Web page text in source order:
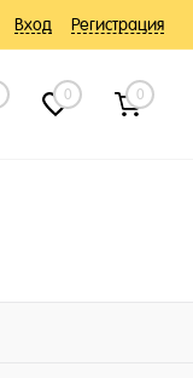
Вход Регистрация
0 0